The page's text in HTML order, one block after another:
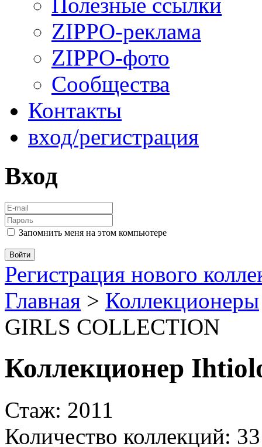
ZIPPO-реклама
ZIPPO-фото
Сообщества
Контакты
вход/регистрация
Вход
Запомнить меня на этом компьютере
Регистрация нового
Главная > Коллекционеры
GIRLS COLLECTION
Коллекционер
Стаж: 2011
Количество коллекций: 33